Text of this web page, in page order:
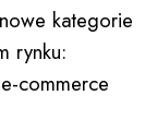
kategorie
rynku:
commerce